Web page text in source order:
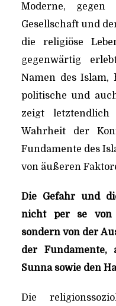
Moderne,
Gesellschaft und
die religiöse
gegenwärtig
Namen des Islam,
politische und
zeigt
Wahrheit der
Fundamente des
von äußeren
Die Gefahr und
nicht per se von
sondern von der
der
Sunna sowie den
Die